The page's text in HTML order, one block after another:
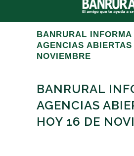
BANRURAL INFORMA
AGENCIAS
NOVIEMBRE
BANRURAL
AGENCIAS
HOY 16 DE